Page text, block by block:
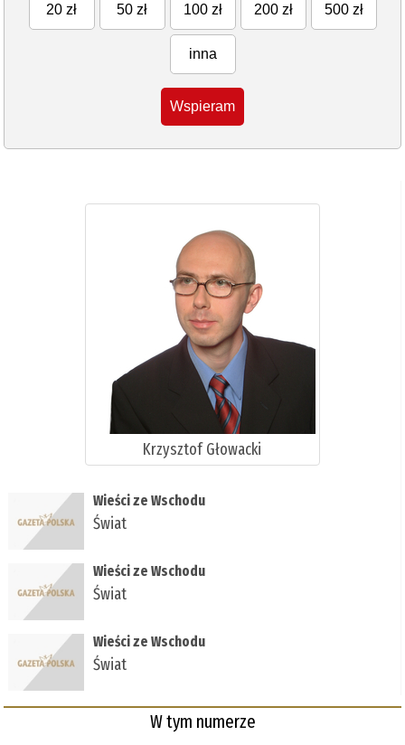
20 zł 50 zł 100 zł 200 zł 500 zł
inna
Wspieram
Krzysztof Głowacki
Wieści ze Wschodu
Świat
Wieści ze Wschodu
Świat
Wieści ze Wschodu
Świat
W tym numerze